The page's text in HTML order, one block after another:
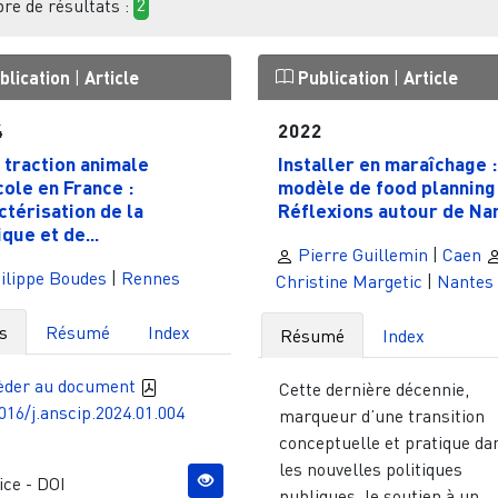
de résultats : 2
| Article
traction animale
en France :
de la
et de...
Boudes | Rennes
Résumé Index
au document
j.anscip.2024.01.004
- DOI
Publication | Article
2022
Installer en maraîchage
modèle de food planning
Réflexions autour de
Pierre Guillemin | Caen
Christine Margetic | Nantes
Résumé Index
Cette dernière décennie,
marqueur d’une transition
conceptuelle et pratique
les nouvelles politiques